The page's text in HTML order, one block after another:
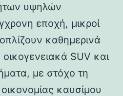
υψηλών
εποχή, μικροί
καθημερινά
SUV και
με στόχο τη
καυσίμου